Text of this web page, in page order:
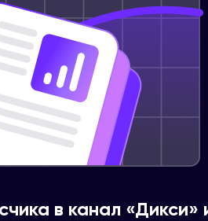
в канал